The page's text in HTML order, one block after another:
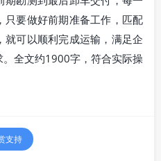
只要做好前期准备工作，匹配
可以顺利完成运输，满足企
全文约1900字，符合实际操
支持